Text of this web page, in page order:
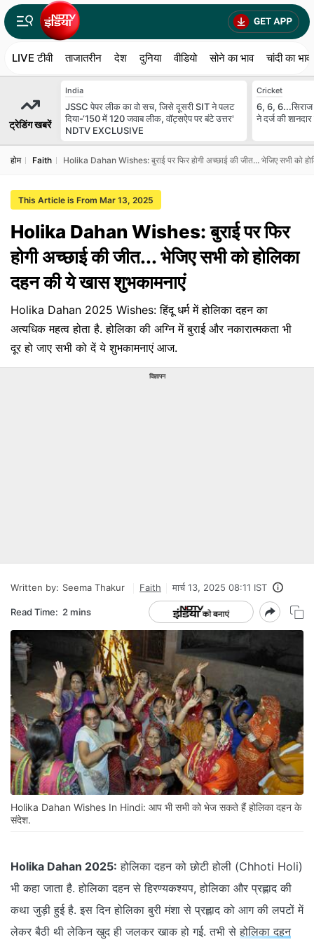
LIVE टीवी ताजातरीन देश दुनिया वीडियो सोने का भाव चांदी का भाव
ट्रेडिंग खबरें
India
JSSC पेपर लीक का वो सच, जिसे दूसरी SIT ने पलट
दिया-‘150 में 120 जवाब लीक, वॉट्सऐप पर बंटे उत्तर'
NDTV EXCLUSIVE
Cricket
6, 6, 6...सिराज
ने दर्ज की
होम Faith Holika Dahan Wishes: बुराई पर फिर होगी अच्छाई की जीत... भेजिए सभी को
This Article is From Mar 13, 2025
Holika Dahan Wishes: बुराई पर फिर
होगी अच्छाई की जीत... भेजिए सभी को होलिका
दहन की ये खास शुभकामनाएं
Holika Dahan 2025 Wishes: हिंदू धर्म में होलिका दहन का
अत्यधिक महत्व होता है. होलिका की अग्नि में बुराई और नकारात्मकता भी
दूर हो जाए सभी को दें ये शुभकामनाएं आज.
विज्ञापन
Written by: Seema Thakur Faith मार्च 13, 2025 08:11 IST
Read Time: 2 mins
Holika Dahan Wishes In Hindi: आप भी सभी को भेज सकते हैं होलिका दहन के
संदेश.
Holika Dahan 2025: होलिका दहन को छोटी होली (Chhoti Holi)
भी कहा जाता है. होलिका दहन से हिरण्यकश्यप, होलिका और प्रह्लाद की
कथा जुड़ी हुई है. इस दिन होलिका बुरी मंशा से प्रह्लाद को आग की लपटों में
लेकर बैठी थी लेकिन खुद ही जलकर खाक हो गई. तभी सेहोलिका दहन